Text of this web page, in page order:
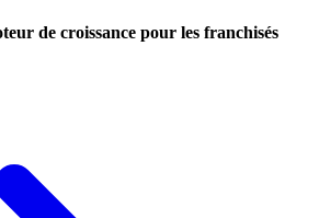
de croissance pour les franchisés